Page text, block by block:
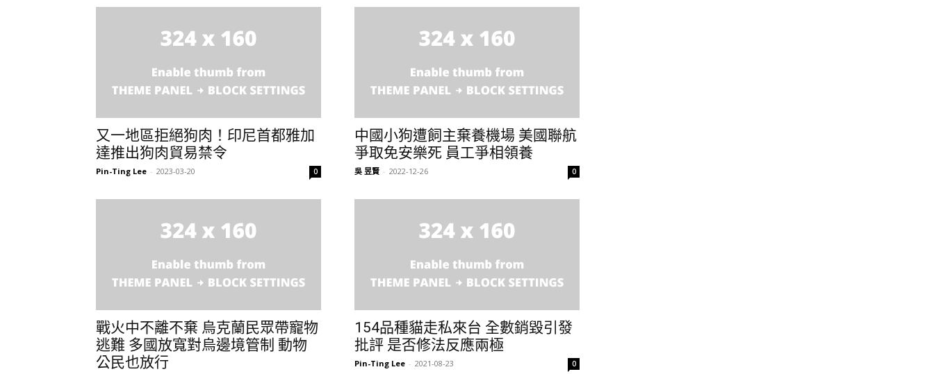
又一地區拒絕狗肉！印尼首都雅加
達推出狗肉貿易禁令
Pin-Ting Lee - 2023-03-20 0
中國小狗遭飼主棄養機場 美國聯航
爭取免安樂死 員工爭相領養
吳 昱賢 - 2022-12-26 0
戰火中不離不棄 烏克蘭民眾帶寵物
逃難 多國放寬對烏邊境管制 動物
公民也放行
154品種貓走私來台 全數銷毀引發
批評 是否修法反應兩極
Pin-Ting Lee - 2021-08-23 0